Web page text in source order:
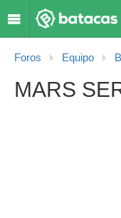
Foros Equipo
MARS